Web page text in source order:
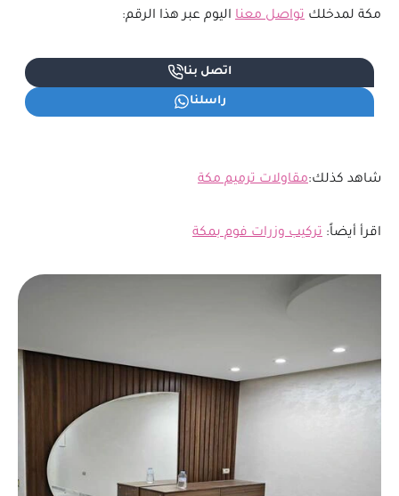
مكة لمدخلك تواصل معنا اليوم عبر هذا الرقم:
اتصل بنا
راسلنا
شاهد كذلك:مقاولات ترميم مكة
اقرأ أيضاً: تركيب وزرات فوم بمكة